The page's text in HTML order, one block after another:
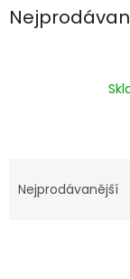
Nejprodávanější